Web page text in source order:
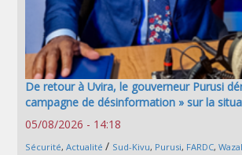
De retour à Uvira, le gouverneur Purusi
campagne de désinformation » sur la
05/08/2026 - 14:18
Sécurité, Actualité / Sud-Kivu, Purusi, FARDC,